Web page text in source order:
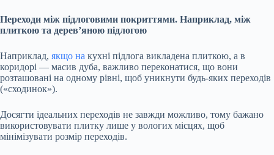
Переходи між підлоговими покриттями. Наприклад, між
плиткою та дерев’яною підлогою
Наприклад, якщо на кухні підлога викладена плиткою, а в
коридорі — масив дуба, важливо переконатися, що вони
розташовані на одному рівні, щоб уникнути будь-яких переходів
(«сходинок»).
Досягти ідеальних переходів не завжди можливо, тому бажано
використовувати плитку лише у вологих місцях, щоб
мінімізувати розмір переходів.